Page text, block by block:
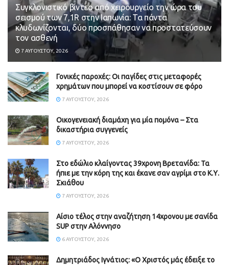
Συγκλονιστικό βίντεο από χειρουργείο την ώρα του
σεισμού των 7,1R στην Ιαπωνία: Τα πάντα
κλυδωνίζονται, δύο προσπάθησαν να προστατεύσουν
τον ασθενή
7 ΑΥΓΟΎΣΤΟΥ, 2026
Γονικές παροχές: Οι παγίδες στις μεταφορές
χρημάτων που μπορεί να κοστίσουν σε φόρο
7 ΑΥΓΟΎΣΤΟΥ, 2026
Οικογενειακή διαμάχη για μία πομόνα – Στα
δικαστήρια συγγενείς
7 ΑΥΓΟΎΣΤΟΥ, 2026
Στο εδώλιο κλαίγοντας 39χρονη Βρετανίδα: Τα
ήπιε με την κόρη της και έκανε σαν αγρίμι στο Κ.Υ.
Σκιάθου
7 ΑΥΓΟΎΣΤΟΥ, 2026
Αίσιο τέλος στην αναζήτηση 14χρονου με σανίδα
SUP στην Αλόννησο
6 ΑΥΓΟΎΣΤΟΥ, 2026
Δημητριάδος Ιγνάτιος: «Ο Χριστός μάς έδειξε το